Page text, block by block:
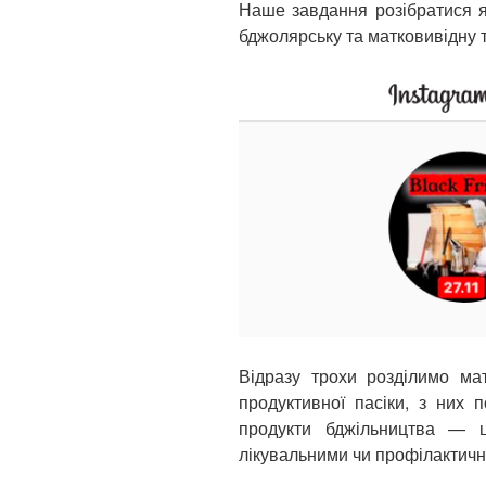
Наше завдання розібратися
бджолярську та матковивідну
Відразу трохи розділимо
продуктивної пасіки, з них
продукти бджільництва —
лікувальними чи